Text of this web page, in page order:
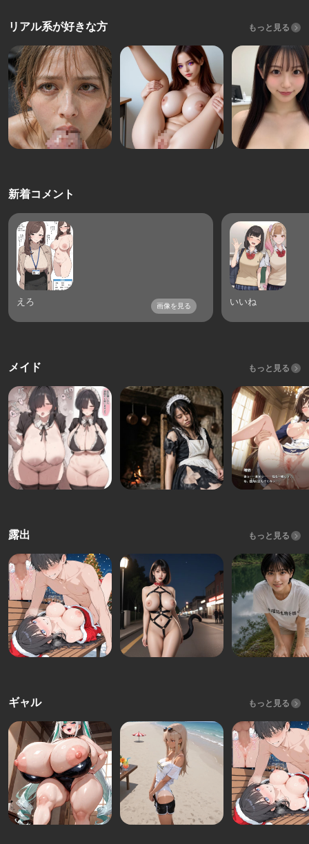
リアル系が好きな方 もっと見る
新着コメント
えろ 画像を見る いいね
メイド もっと見る
露出 もっと見る
ギャル もっと見る